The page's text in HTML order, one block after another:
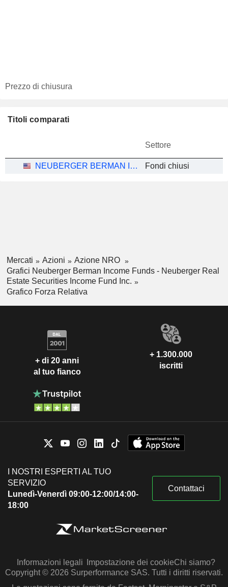
Prezzo di chiusura
Titoli comparati
Settore
NEUBERGER BERMAN INCOME FUNDS - NEUBERGER REAL ESTATE SECURITIES INCOME FUND INC. Fondi chiusi
Mercati Azioni
Azione NRO
Grafici Neuberger Berman Income Funds - Neuberger Real
Estate Securities Income Fund Inc.
Grafico Forza Relativa
+ di 20 anni
al tuo fianco
+ 1.300.000
iscritti
I NOSTRI ESPERTI AL TUO
SERVIZIO
Lunedì-Venerdì 09:00-12:00/14:00-
18:00
Contattaci
Informazioni legali Impostazione dei cookieChi siamo?
Copyright © 2026 Surperformance SAS. Tutti i diritti riservati.